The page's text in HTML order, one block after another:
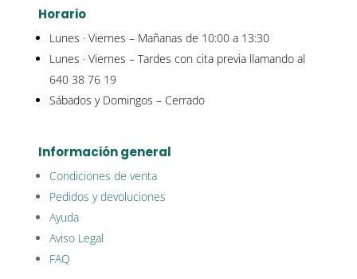
Horario
Lunes · Viernes – Mañanas de 10:00 a 13:30
Lunes · Viernes – Tardes con cita previa llamando al
640 38 76 19
Sábados y Domingos – Cerrado
Información general
Condiciones de venta
Pedidos y devoluciones
Ayuda
Aviso Legal
FAQ